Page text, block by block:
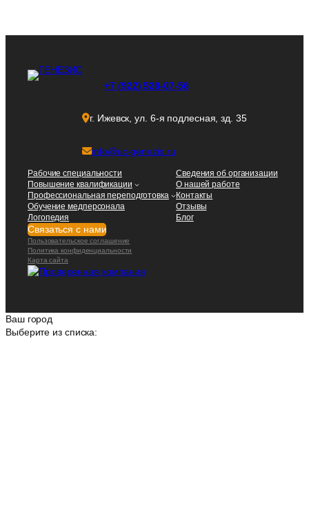
+7 (922) 528-07-56
г. Ижевск, ул. 6-я подлесная, зд. 35
info@uc-genezis.ru
Рабочие специальности
Повышение квалификации
Профессиональная переподготовка
Обучение медперсонала
Логопедия
Сведения об организации
О нашей работе
Контакты
Отзывы
Блог
Связаться с нами
Пользовательское соглашение
Политика конфиденциальности
Карта сайта
Ваш город
Выберите из списка: